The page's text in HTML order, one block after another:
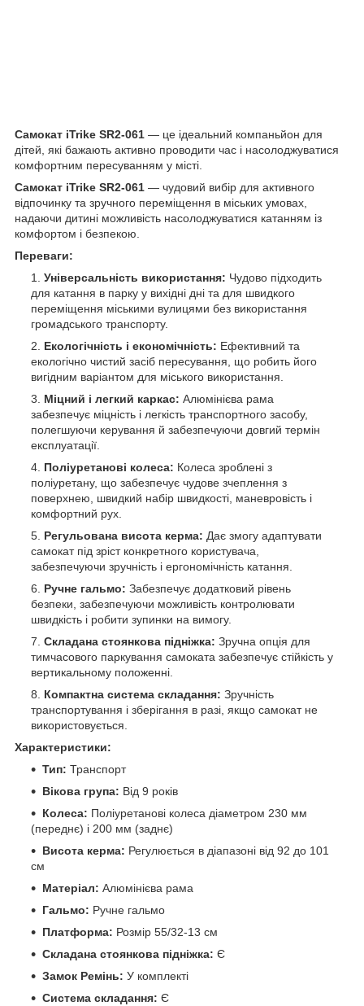
Самокат iTrike SR2-061 — це ідеальний компаньйон для
дітей, які бажають активно проводити час і насолоджуватися
комфортним пересуванням у місті.
Самокат iTrike SR2-061 — чудовий вибір для активного
відпочинку та зручного переміщення в міських умовах,
надаючи дитині можливість насолоджуватися катанням із
комфортом і безпекою.
Переваги:
Універсальність використання: Чудово підходить
для катання в парку у вихідні дні та для швидкого
переміщення міськими вулицями без використання
громадського транспорту.
Екологічність і економічність: Ефективний та
екологічно чистий засіб пересування, що робить його
вигідним варіантом для міського використання.
Міцний і легкий каркас: Алюмінієва рама
забезпечує міцність і легкість транспортного засобу,
полегшуючи керування й забезпечуючи довгий термін
експлуатації.
Поліуретанові колеса: Колеса зроблені з
поліуретану, що забезпечує чудове зчеплення з
поверхнею, швидкий набір швидкості, маневровість і
комфортний рух.
Регульована висота керма: Дає змогу адаптувати
самокат під зріст конкретного користувача,
забезпечуючи зручність і ергономічність катання.
Ручне гальмо: Забезпечує додатковий рівень
безпеки, забезпечуючи можливість контролювати
швидкість і робити зупинки на вимогу.
Складана стоянкова підніжка: Зручна опція для
тимчасового паркування самоката забезпечує стійкість у
вертикальному положенні.
Компактна система складання: Зручність
транспортування і зберігання в разі, якщо самокат не
використовується.
Характеристики:
Тип: Транспорт
Вікова група: Від 9 років
Колеса: Поліуретанові колеса діаметром 230 мм
(переднє) і 200 мм (заднє)
Висота керма: Регулюється в діапазоні від 92 до 101
см
Матеріал: Алюмінієва рама
Гальмо: Ручне гальмо
Платформа: Розмір 55/32-13 см
Складана стоянкова підніжка: Є
Замок Ремінь: У комплекті
Система складання: Є